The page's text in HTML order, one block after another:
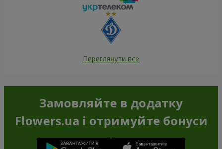
Переглянути все
Замовляйте в додатку
Flowers.ua і отримуйте бонуси